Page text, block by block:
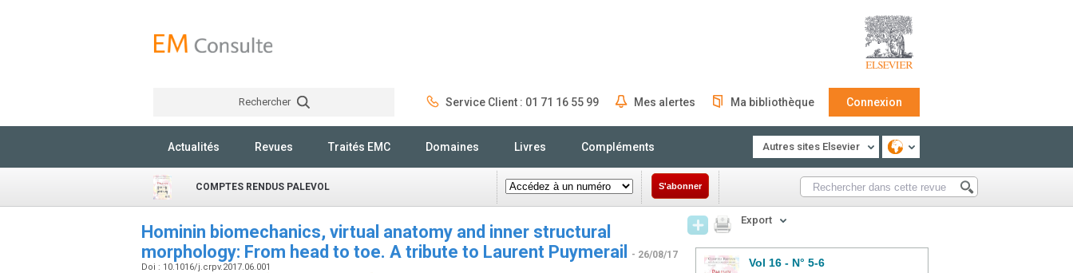
Rechercher Service Client : 01 71 16 55 99 Mes alertes Ma bibliothèque Connexion
Actualités Revues Traités EMC Domaines Livres Compléments Autres sites Elsevier
COMPTES RENDUS PALEVOL S'abonner
Hominin biomechanics, virtual anatomy and inner structural
morphology: From head to toe. A tribute to Laurent Puymerail
- 26/08/17
Doi : 10.1016/j.crpv.2017.06.001
Export
Vol 16 - N° 5-6